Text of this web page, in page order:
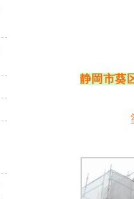
静岡市葵